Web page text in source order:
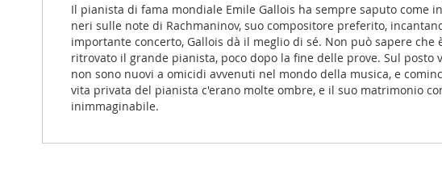
Il pianista di fama mondiale Emile Gallois ha sempre saputo
neri sulle note di Rachmaninov, suo compositore preferito,
importante concerto, Gallois dà il meglio di sé. Non può sapere
ritrovato il grande pianista, poco dopo la fine delle prove. Sul
non sono nuovi a omicidi avvenuti nel mondo della musica, e
vita privata del pianista c'erano molte ombre, e il suo matrimonio
inimmaginabile.